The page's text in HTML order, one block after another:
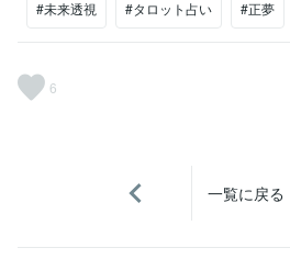
#未来透視 #タロット占い #正夢
6
一覧に戻る